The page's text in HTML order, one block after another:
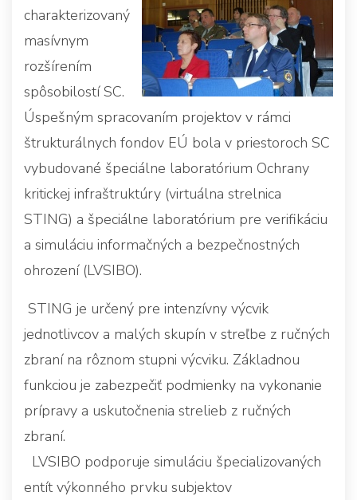
charakterizovaný
masívnym
rozšírením
spôsobilostí SC.
Úspešným spracovaním projektov v rámci
štrukturálnych fondov EÚ bola v priestoroch SC
vybudované špeciálne laboratórium Ochrany
kritickej infraštruktúry (virtuálna strelnica
STING) a špeciálne laboratórium pre verifikáciu
a simuláciu informačných a bezpečnostných
ohrození (LVSIBO).
STING je určený pre intenzívny výcvik
jednotlivcov a malých skupín v streľbe z ručných
zbraní na rôznom stupni výcviku. Základnou
funkciou je zabezpečiť podmienky na vykonanie
prípravy a uskutočnenia strelieb z ručných
zbraní.
LVSIBO podporuje simuláciu špecializovaných
entít výkonného prvku subjektov